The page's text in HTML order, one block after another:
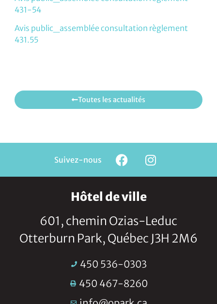
431-54
Avis public_assemblée consultation règlement
431.55
Toutes les actualités
Suivez-nous
Hôtel de ville
601, chemin Ozias-Leduc
Otterburn Park, Québec J3H 2M6
450 536-0303
450 467-8260